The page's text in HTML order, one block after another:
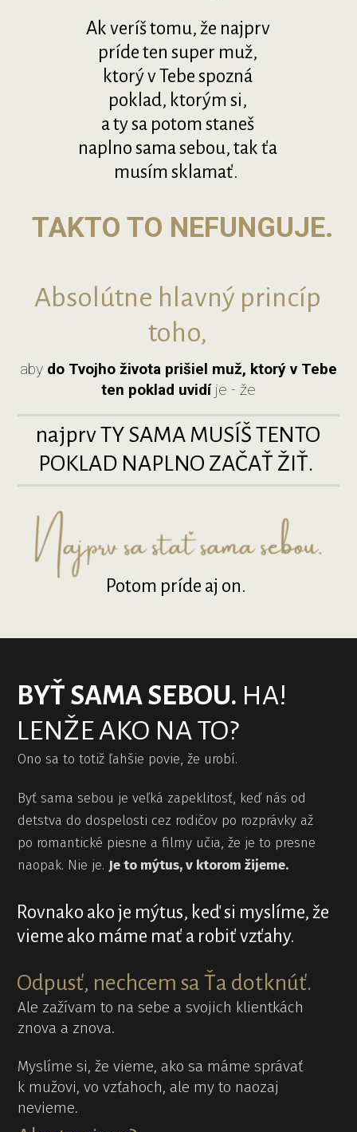
Ak veríš tomu, že najprv
príde ten super muž,
ktorý v Tebe spozná
poklad, ktorým si,
a ty sa potom staneš
naplno sama sebou, tak ťa
musím sklamať.
TAKTO TO NEFUNGUJE.
Absolútne hlavný princíp
toho,
aby do Tvojho života prišiel muž, ktorý v Tebe
ten poklad uvidí je - že
najprv TY SAMA MUSÍŠ TENTO
POKLAD NAPLNO ZAČAŤ ŽIŤ.
Potom príde aj on.
BYŤ SAMA SEBOU. HA!
LENŽE AKO NA TO?
Ono sa to totiž ľahšie povie, že urobí.
Byť sama sebou je veľká zapeklitosť, keď nás od
detstva do dospelosti cez rodičov po rozprávky až
po romantické piesne a filmy učia, že je to presne
naopak. Nie je. Je to mýtus, v ktorom žijeme.
Rovnako ako je mýtus, keď si myslíme, že
vieme ako máme mať a robiť vzťahy.
Odpusť, nechcem sa Ťa dotknúť.
Ale zažívam to na sebe a svojich klientkách
znova a znova.
Myslíme si, že vieme, ako sa máme správať
k mužovi, vo vzťahoch, ale my to naozaj
nevieme.